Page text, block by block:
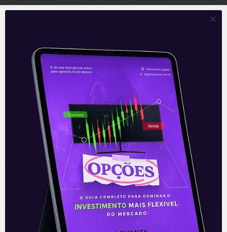
Leia também:Qual Terceira Via? |
Política sem Aspas.
Acompanhe nossas Redes Sociais!
O conteúdo foi útil para você? Compartilhe!